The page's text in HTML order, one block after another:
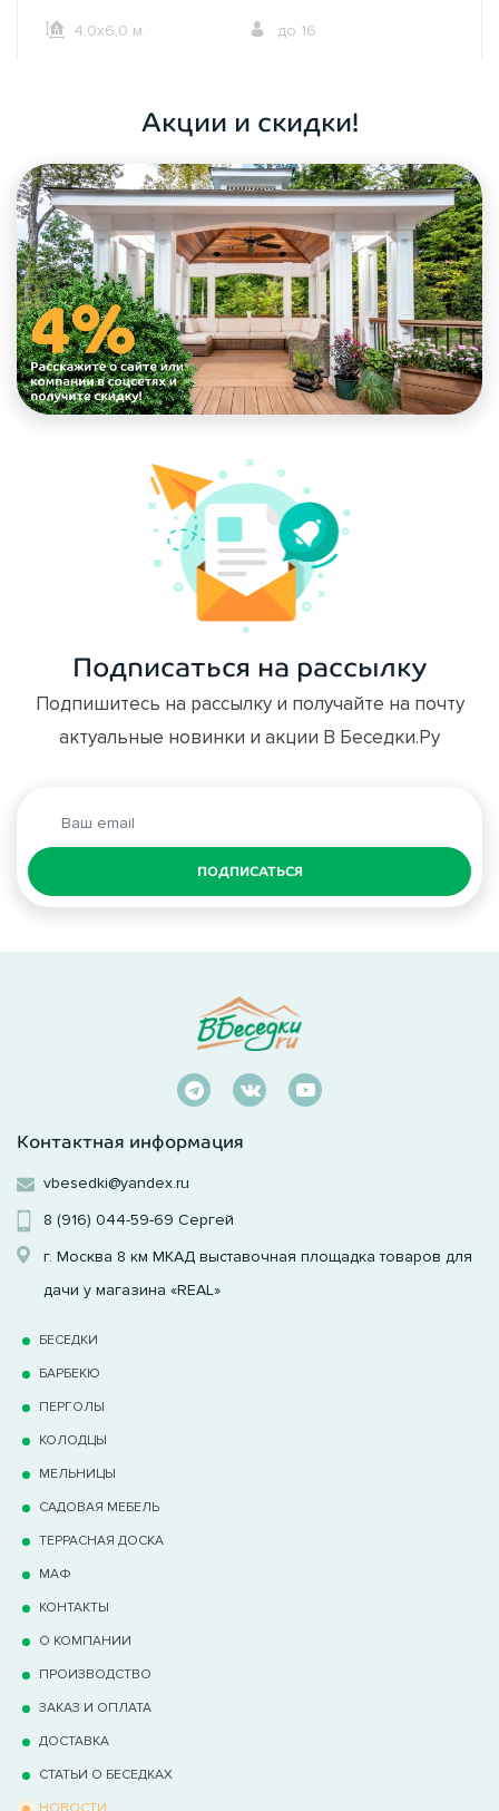
4,0х6,0 м. до 16
Акции и скидки!
Подписаться на рассылку
Подпишитесь на рассылку и получайте на почту
актуальные новинки и акции В Беседки.Ру
ПОДПИСАТЬСЯ
Контактная информация
vbesedki@yandex.ru
8 (916) 044-59-69 Сергей
г. Москва 8 км МКАД выставочная площадка товаров для
дачи у магазина «REAL»
БЕСЕДКИ
БАРБЕКЮ
ПЕРГОЛЫ
КОЛОДЦЫ
МЕЛЬНИЦЫ
САДОВАЯ МЕБЕЛЬ
ТЕРРАCНАЯ ДОСКА
МАФ
КОНТАКТЫ
О КОМПАНИИ
ПРОИЗВОДСТВО
ЗАКАЗ И ОПЛАТА
ДОСТАВКА
СТАТЬИ О БЕСЕДКАХ
НОВОСТИ